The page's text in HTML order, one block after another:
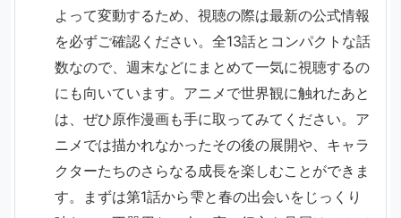
よって変動するため、視聴の際は最新の公式情報
を必ずご確認ください。全13話とコンパクトな話
数なので、週末などにまとめて一気に視聴するの
にも向いています。アニメで世界観に触れたあと
は、ぜひ原作漫画も手に取ってみてください。ア
ニメでは描かれなかったその後の展開や、キャラ
クターたちのさらなる成長を楽しむことができま
す。まずは第1話から雫と春の出会いをじっくり